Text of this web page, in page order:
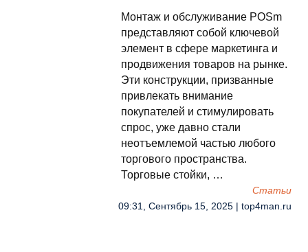
Монтаж и обслуживание POSm
представляют собой ключевой
элемент в сфере маркетинга и
продвижения товаров на рынке.
Эти конструкции, призванные
привлекать внимание
покупателей и стимулировать
спрос, уже давно стали
неотъемлемой частью любого
торгового пространства.
Торговые стойки, …
Cтатьи
09:31, Сентябрь 15, 2025 | top4man.ru